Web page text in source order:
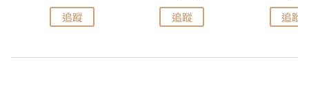
追蹤 追蹤 追蹤